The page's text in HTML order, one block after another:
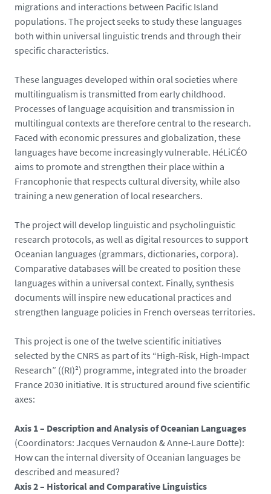
migrations and interactions between Pacific Island
populations. The project seeks to study these languages
both within universal linguistic trends and through their
specific characteristics.
These languages developed within oral societies where
multilingualism is transmitted from early childhood.
Processes of language acquisition and transmission in
multilingual contexts are therefore central to the research.
Faced with economic pressures and globalization, these
languages have become increasingly vulnerable. HéLiCÉO
aims to promote and strengthen their place within a
Francophonie that respects cultural diversity, while also
training a new generation of local researchers.
The project will develop linguistic and psycholinguistic
research protocols, as well as digital resources to support
Oceanian languages (grammars, dictionaries, corpora).
Comparative databases will be created to position these
languages within a universal context. Finally, synthesis
documents will inspire new educational practices and
strengthen language policies in French overseas territories.
This project is one of the twelve scientific initiatives
selected by the CNRS as part of its “High-Risk, High-Impact
Research” ((RI)²) programme, integrated into the broader
France 2030 initiative. It is structured around five scientific
axes:
Axis 1 – Description and Analysis of Oceanian Languages
(Coordinators: Jacques Vernaudon & Anne-Laure Dotte):
How can the internal diversity of Oceanian languages be
described and measured?
Axis 2 – Historical and Comparative Linguistics